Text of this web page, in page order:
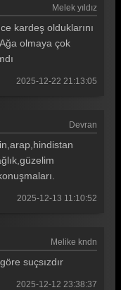
Melek yıldız
kardeş olduklarını
olmaya çok
2025-12-22 21:13:05
Devran
2025-12-13 11:10:52
Melike kndn
suçsızdır
2025-12-12 23:38:37